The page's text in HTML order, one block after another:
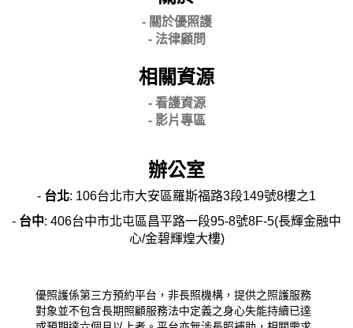
- 關於優照護
- 法律顧問
相關資源
- 看護資源
- 影片專區
辦公室
- 台北: 106台北市大安區羅斯福路3段149號8樓之1
- 台中: 406台中市北屯區昌平路一段95-8號8F-5(長輝金融中
心/金碧輝煌大樓)
優照護係第三方預約平台，非長照機構，提供之照護服務
對象並不包含長期照顧服務法中定義之身心失能持續已達